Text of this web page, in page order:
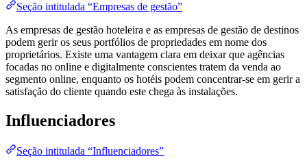
Seção intitulada “Empresas de gestão”
As empresas de gestão hoteleira e as empresas de gestão de destinos
podem gerir os seus portfólios de propriedades em nome dos
proprietários. Existe uma vantagem clara em deixar que agências
focadas no online e digitalmente conscientes tratem da venda ao
segmento online, enquanto os hotéis podem concentrar-se em gerir a
satisfação do cliente quando este chega às instalações.
Influenciadores
Seção intitulada “Influenciadores”